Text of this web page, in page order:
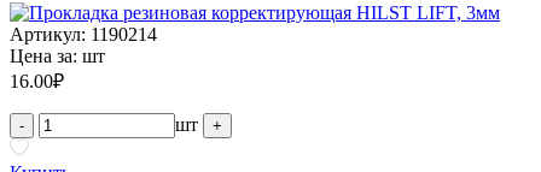
Артикул: 1190214
Цена за: шт
16.00₽
- шт +